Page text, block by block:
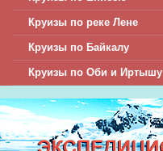
Круизы по реке Лене
Круизы по Байкалу
Круизы по Оби и Иртышу